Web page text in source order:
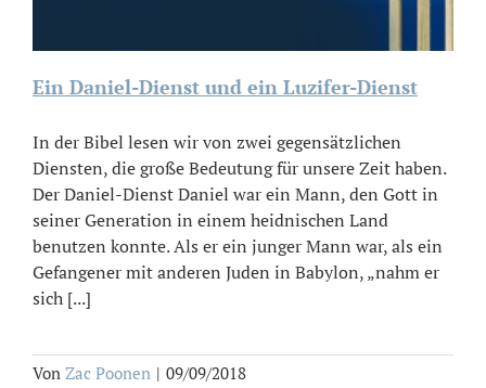
Ein Daniel-Dienst und ein Luzifer-Dienst
In der Bibel lesen wir von zwei gegensätzlichen
Diensten, die große Bedeutung für unsere Zeit haben.
Der Daniel-Dienst Daniel war ein Mann, den Gott in
seiner Generation in einem heidnischen Land
benutzen konnte. Als er ein junger Mann war, als ein
Gefangener mit anderen Juden in Babylon, „nahm er
sich [...]
Von Zac Poonen | 09/09/2018